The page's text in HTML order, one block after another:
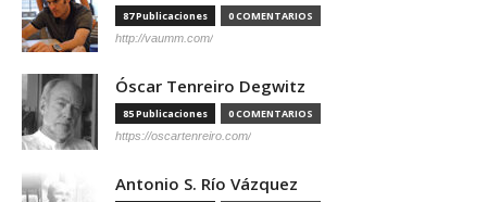
87 Publicaciones 0 COMENTARIOS
http://vaumm.com/
Óscar Tenreiro Degwitz
85 Publicaciones 0 COMENTARIOS
https://oscartenreiro.com/
Antonio S. Río Vázquez